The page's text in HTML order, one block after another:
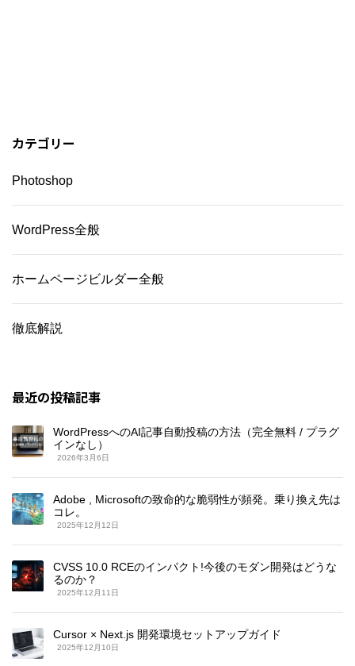
カテゴリー
Photoshop
WordPress全般
ホームページビルダー全般
徹底解説
最近の投稿記事
WordPressへのAI記事自動投稿の方法（完全無料 / プラグ
インなし）
2026年3月6日
Adobe , Microsoftの致命的な脆弱性が頻発。乗り換え先は
コレ。
2025年12月12日
CVSS 10.0 RCEのインパクト!今後のモダン開発はどうな
るのか？
2025年12月11日
Cursor × Next.js 開発環境セットアップガイド
2025年12月10日